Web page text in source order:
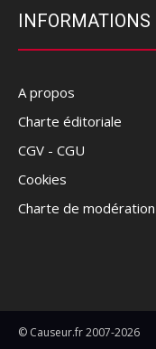
INFORMATIONS
A propos
Charte éditoriale
CGV - CGU
Cookies
Charte de modération
© Causeur.fr 2007-2026